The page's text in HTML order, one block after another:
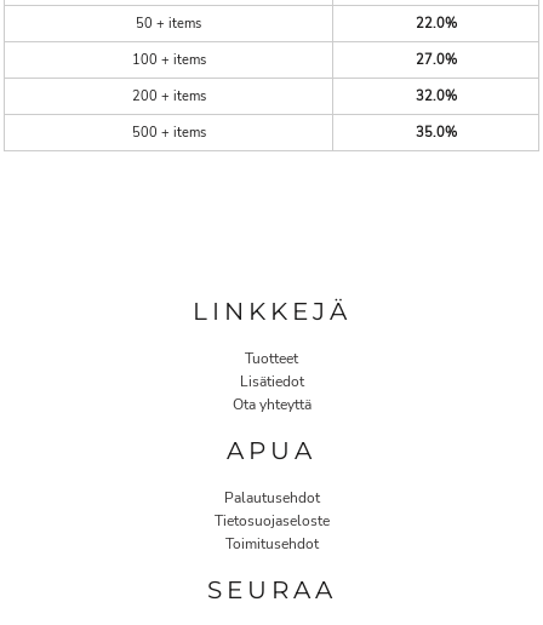
50 + items
22.0%
100 + items
27.0%
200 + items
32.0%
500 + items
35.0%
LINKKEJÄ
Tuotteet
Lisätiedot
Ota yhteyttä
APUA
Palautusehdot
Tietosuojaseloste
Toimitusehdot
SEURAA